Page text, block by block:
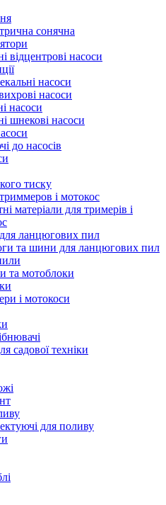
сонячна
відцентрові насоси
насоси
насоси
насоси
шнекові насоси
до насосів
тиску
і мотокос
матеріали для тримерів і
ланцюгових пил
та шини для ланцюгових пил
та мотоблоки
і мотокоси
садової техніки
для поливу